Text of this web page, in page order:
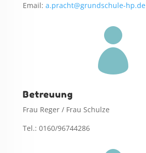
Email: a.pracht@grundschule-hp.de

Betreuung
Frau Reger / Frau Schulze
Tel.: 0160/96744286